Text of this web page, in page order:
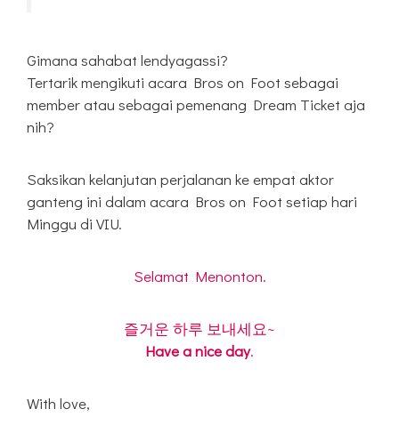
Gimana sahabat lendyagassi?
Tertarik mengikuti acara Bros on Foot sebagai
member atau sebagai pemenang Dream Ticket aja
nih?
Saksikan kelanjutan perjalanan ke empat aktor
ganteng ini dalam acara Bros on Foot setiap hari
Minggu di VIU.
Selamat Menonton.
즐거운 하루 보내세요~
Have a nice day.
With love,